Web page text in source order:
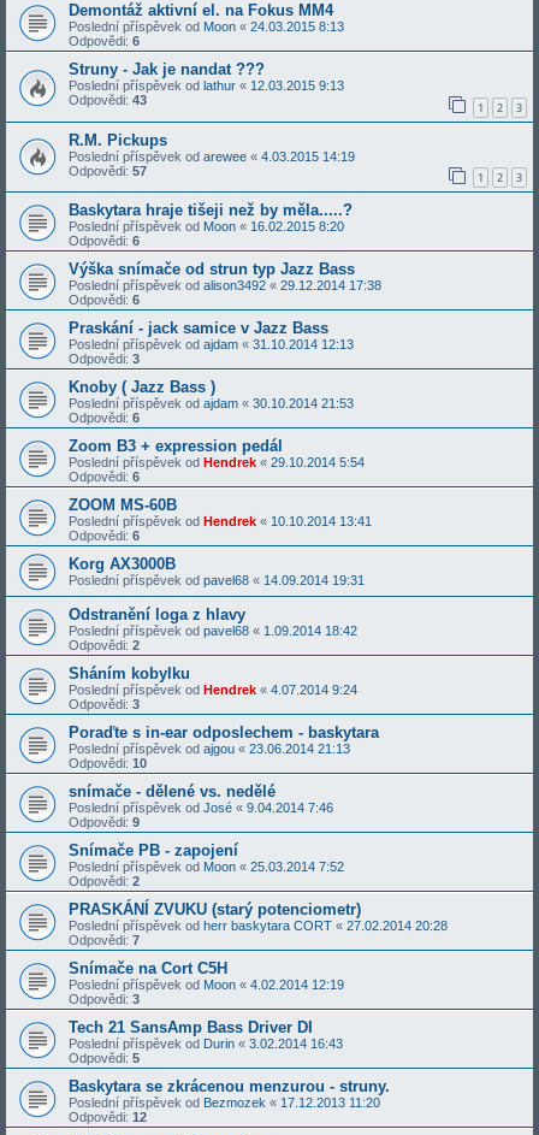
Demontáž aktivní el. na Fokus MM4
Poslední příspěvek od Moon « 24.03.2015 8:13
Odpovědi: 6
Struny - Jak je nandat ???
Poslední příspěvek od lathur « 12.03.2015 9:13
Odpovědi: 43 1 2 3
R.M. Pickups
Poslední příspěvek od arewee « 4.03.2015 14:19
Odpovědi: 57 1 2 3
Baskytara hraje tišeji než by měla.....?
Poslední příspěvek od Moon « 16.02.2015 8:20
Odpovědi: 6
Výška snímače od strun typ Jazz Bass
Poslední příspěvek od alison3492 « 29.12.2014 17:38
Odpovědi: 6
Praskání - jack samice v Jazz Bass
Poslední příspěvek od ajdam « 31.10.2014 12:13
Odpovědi: 3
Knoby ( Jazz Bass )
Poslední příspěvek od ajdam « 30.10.2014 21:53
Odpovědi: 6
Zoom B3 + expression pedál
Poslední příspěvek od Hendrek « 29.10.2014 5:54
Odpovědi: 6
ZOOM MS-60B
Poslední příspěvek od Hendrek « 10.10.2014 13:41
Odpovědi: 6
Korg AX3000B
Poslední příspěvek od pavel68 « 14.09.2014 19:31
Odstranění loga z hlavy
Poslední příspěvek od pavel68 « 1.09.2014 18:42
Odpovědi: 2
Sháním kobylku
Poslední příspěvek od Hendrek « 4.07.2014 9:24
Odpovědi: 3
Poraďte s in-ear odposlechem - baskytara
Poslední příspěvek od ajgou « 23.06.2014 21:13
Odpovědi: 10
snímače - dělené vs. nedělé
Poslední příspěvek od José « 9.04.2014 7:46
Odpovědi: 9
Snímače PB - zapojení
Poslední příspěvek od Moon « 25.03.2014 7:52
Odpovědi: 2
PRASKÁNÍ ZVUKU (starý potenciometr)
Poslední příspěvek od herr baskytara CORT « 27.02.2014 20:28
Odpovědi: 7
Snímače na Cort C5H
Poslední příspěvek od Moon « 4.02.2014 12:19
Odpovědi: 3
Tech 21 SansAmp Bass Driver DI
Poslední příspěvek od Durin « 3.02.2014 16:43
Odpovědi: 5
Baskytara se zkrácenou menzurou - struny.
Poslední příspěvek od Bezmozek « 17.12.2013 11:20
Odpovědi: 12